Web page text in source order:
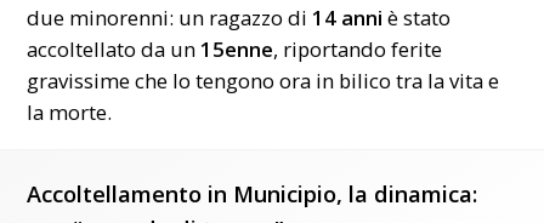
due minorenni: un ragazzo di 14 anni è stato
accoltellato da un 15enne, riportando ferite
gravissime che lo tengono ora in bilico tra la vita e
la morte.
Accoltellamento in Municipio, la dinamica: